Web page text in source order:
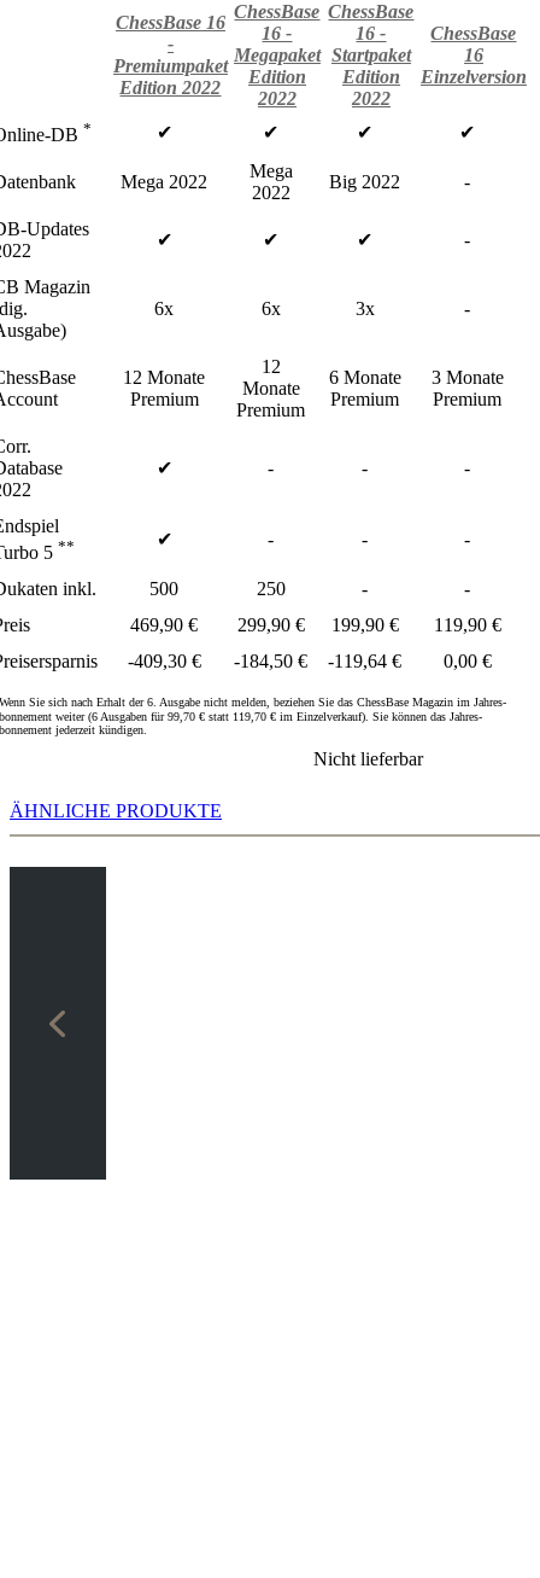
ChessBase 16
-
Premiumpaket
Edition 2022
ChessBase
16 -
Megapaket
Edition
2022
ChessBase
16 -
Startpaket
Edition
2022
ChessBase
16
Einzelversion
DB * ✔ ✔ ✔ ✔
Mega 2022
Mega
2022
Big 2022 -
Updates
✔ ✔ ✔ -
Magazin
6x 6x 3x -
12 Monate
Premium
12
Monate
Premium
6 Monate
Premium
3 Monate
Premium
✔ - - -
5 ** ✔ - - -
inkl. 500 250 -
-
469,90 € 299,90 € 199,90 €
119,90 €
-409,30 € -184,50 € -119,64 € 0,00 €
Sie sich nach Erhalt der 6. Ausgabe nicht melden, beziehen Sie das ChessBase Magazin im Jahres-
weiter (6 Ausgaben für 99,70 € statt 119,70 € im Einzelverkauf). Sie können das Jahres-
jederzeit kündigen.
Nicht lieferbar
ÄHNLICHE PRODUKTE